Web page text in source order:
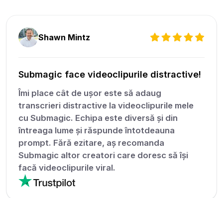
Shawn Mintz
Submagic face videoclipurile distractive!
Îmi place cât de ușor este să adaug
transcrieri distractive la videoclipurile mele
cu Submagic. Echipa este diversă și din
întreaga lume și răspunde întotdeauna
prompt. Fără ezitare, aș recomanda
Submagic altor creatori care doresc să își
facă videoclipurile viral.